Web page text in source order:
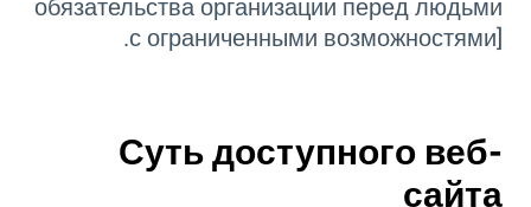
обязательства организации перед людьми
с ограниченными возможностями].
Суть доступного веб-
сайта